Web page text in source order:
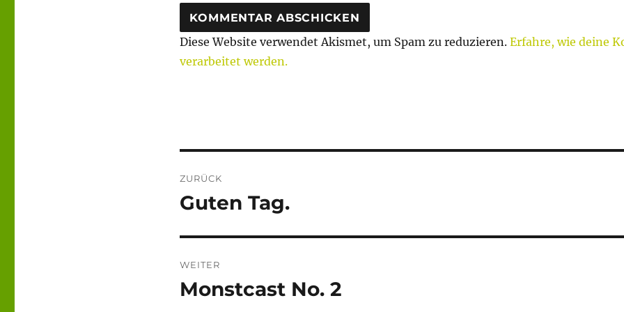
Diese Website verwendet Akismet, um Spam zu reduzieren. Erfahre, wie deine
verarbeitet werden.
ZURÜCK
Vorheriger
Guten Tag.
WEITER
Nächster
Monstcast No. 2